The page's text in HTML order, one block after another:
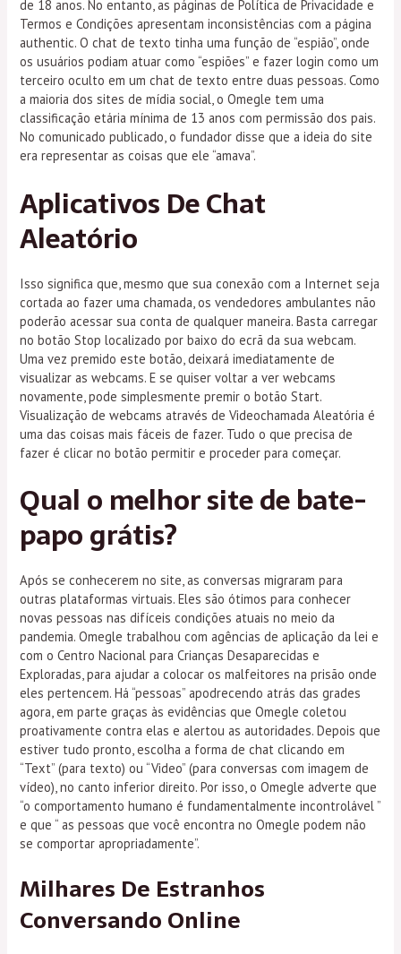
de 18 anos. No entanto, as páginas de Política de Privacidade e
Termos e Condições apresentam inconsistências com a página
authentic. O chat de texto tinha uma função de “espião”, onde
os usuários podiam atuar como “espiões” e fazer login como um
terceiro oculto em um chat de texto entre duas pessoas. Como
a maioria dos sites de mídia social, o Omegle tem uma
classificação etária mínima de 13 anos com permissão dos pais.
No comunicado publicado, o fundador disse que a ideia do site
era representar as coisas que ele “amava”.
Aplicativos De Chat
Aleatório
Isso significa que, mesmo que sua conexão com a Internet seja
cortada ao fazer uma chamada, os vendedores ambulantes não
poderão acessar sua conta de qualquer maneira. Basta carregar
no botão Stop localizado por baixo do ecrã da sua webcam.
Uma vez premido este botão, deixará imediatamente de
visualizar as webcams. E se quiser voltar a ver webcams
novamente, pode simplesmente premir o botão Start.
Visualização de webcams através de Videochamada Aleatória é
uma das coisas mais fáceis de fazer. Tudo o que precisa de
fazer é clicar no botão permitir e proceder para começar.
Qual o melhor site de bate-
papo grátis?
Após se conhecerem no site, as conversas migraram para
outras plataformas virtuais. Eles são ótimos para conhecer
novas pessoas nas difíceis condições atuais no meio da
pandemia. Omegle trabalhou com agências de aplicação da lei e
com o Centro Nacional para Crianças Desaparecidas e
Exploradas, para ajudar a colocar os malfeitores na prisão onde
eles pertencem. Há “pessoas” apodrecendo atrás das grades
agora, em parte graças às evidências que Omegle coletou
proativamente contra elas e alertou as autoridades. Depois que
estiver tudo pronto, escolha a forma de chat clicando em
“Text” (para texto) ou “Video” (para conversas com imagem de
vídeo), no canto inferior direito. Por isso, o Omegle adverte que
“o comportamento humano é fundamentalmente incontrolável ”
e que “ as pessoas que você encontra no Omegle podem não
se comportar apropriadamente”.
Milhares De Estranhos
Conversando Online